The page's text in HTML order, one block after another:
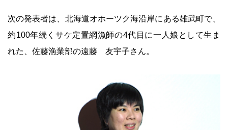
次の発表者は、北海道オホーツク海沿岸にある雄武町で、
約100年続くサケ定置網漁師の4代目に一人娘として生ま
れた、佐藤漁業部の遠藤 友宇子さん。